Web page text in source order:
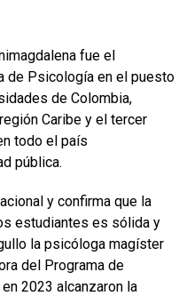
fue el
de Psicología en el puesto
de Colombia,
Caribe y el tercer
todo el país
pública.
y confirma que la
estudiantes es sólida y
la psicóloga magíster
del Programa de
2023 alcanzaron la